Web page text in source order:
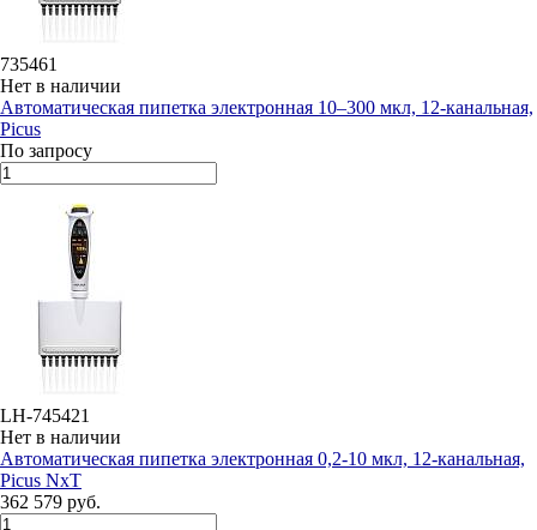
735461
Нет в наличии
Автоматическая пипетка электронная 10–300 мкл, 12-канальная,
Picus
По запросу
LH-745421
Нет в наличии
Автоматическая пипетка электронная 0,2-10 мкл, 12-канальная,
Picus NxT
362 579 руб.